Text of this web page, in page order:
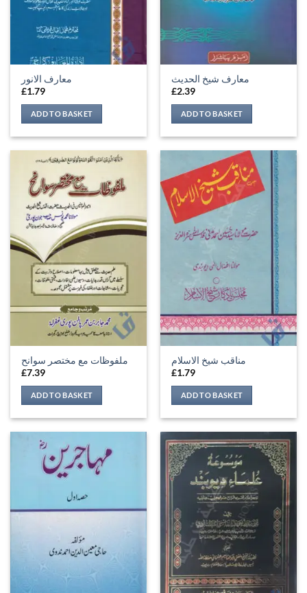
معارف الانور
£1.79
ADD TO BASKET
معارف شیخ الحدیث
£2.39
ADD TO BASKET
ملفوظات مع مختصر سوانح
£7.39
ADD TO BASKET
مناقب شیخ الاسلام
£1.79
ADD TO BASKET